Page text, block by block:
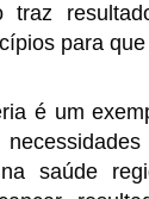
traz
para
é um
na saúde